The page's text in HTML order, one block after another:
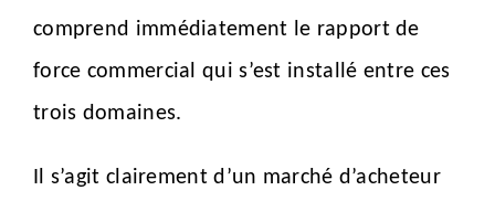
comprend immédiatement le rapport de
force commercial qui s’est installé entre ces
trois domaines.
Il s’agit clairement d’un marché d’acheteur